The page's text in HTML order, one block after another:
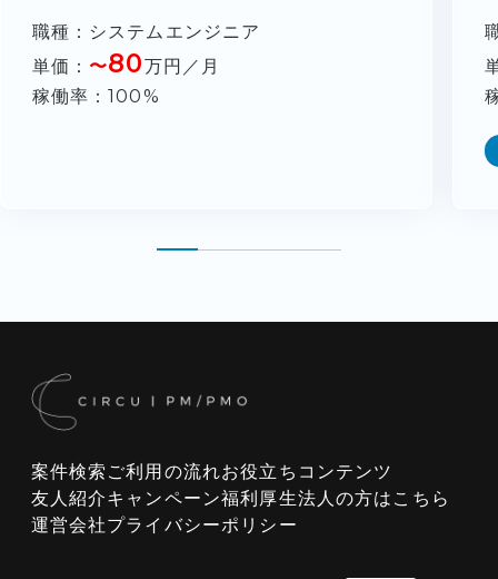
職種
システムエンジニア
単価
〜80万円／月
稼働率
100%
案件検索 ご利用の流れお役立ちコンテンツ
友人紹介キャンペーン福利厚生法人の方はこちら
運営会社プライバシーポリシー